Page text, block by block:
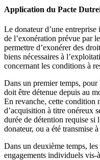
Application du Pacte
Le donateur d’une
de l’exonération prévue par
permettre d’exonérer des
biens nécessaires à
concernant les conditions à
Dans un premier temps,
doit être détenue depuis au
En revanche, cette condition
d’acquisition à titre onéreux
durée de détention requise si
donateur, ou a été transmise
Dans un deuxième temps,
engagements individuels vis-